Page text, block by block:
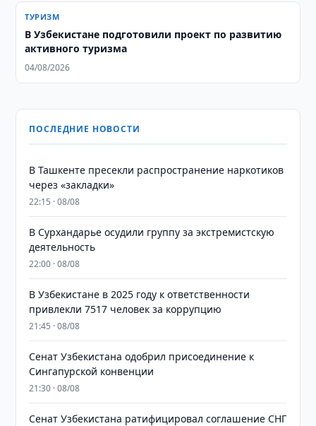
ТУРИЗМ
В Узбекистане подготовили проект по развитию
активного туризма
04/08/2026
ПОСЛЕДНИЕ НОВОСТИ
В Ташкенте пресекли распространение наркотиков
через «закладки»
22:15 · 08/08
В Сурхандарье осудили группу за экстремистскую
деятельность
22:00 · 08/08
В Узбекистане в 2025 году к ответственности
привлекли 7517 человек за коррупцию
21:45 · 08/08
Сенат Узбекистана одобрил присоединение к
Сингапурской конвенции
21:30 · 08/08
Сенат Узбекистана ратифицировал соглашение СНГ